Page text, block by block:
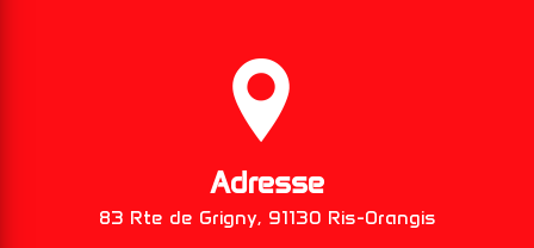
Adresse
83 Rte de Grigny, 91130 Ris-Orangis